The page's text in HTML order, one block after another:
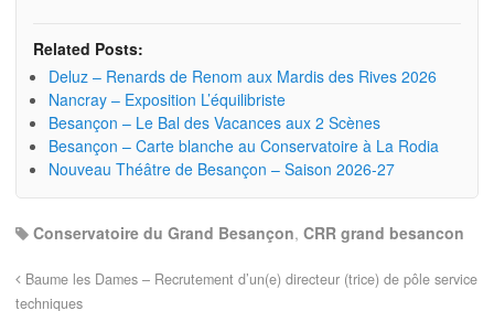
Related Posts:
Deluz – Renards de Renom aux Mardis des Rives 2026
Nancray – Exposition L’équilibriste
Besançon – Le Bal des Vacances aux 2 Scènes
Besançon – Carte blanche au Conservatoire à La Rodia
Nouveau Théâtre de Besançon – Saison 2026-27
Conservatoire du Grand Besançon, CRR grand besancon
Baume les Dames – Recrutement d’un(e) directeur (trice) de pôle service
techniques